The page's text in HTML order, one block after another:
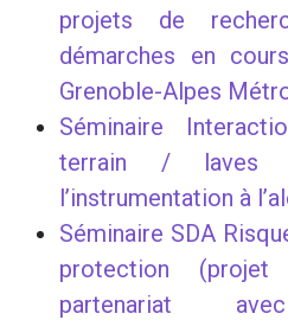
projets de
démarches en
Grenoble-Alpes
Séminaire
terrain / laves
l’instrumentation à
Séminaire SDA
protection (projet
partenariat